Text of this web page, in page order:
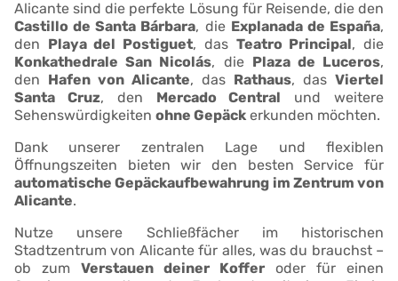
Alicante sind die perfekte Lösung für Reisende, die den
Castillo de Santa Bárbara, die Explanada de España,
den Playa del Postiguet, das Teatro Principal, die
Konkathedrale San Nicolás, die Plaza de Luceros,
den Hafen von Alicante, das Rathaus, das Viertel
Santa Cruz, den Mercado Central und weitere
Sehenswürdigkeiten ohne Gepäck erkunden möchten.
Dank unserer zentralen Lage und flexiblen
Öffnungszeiten bieten wir den besten Service für
automatische Gepäckaufbewahrung im Zentrum von
Alicante.
Nutze unsere Schließfächer im historischen
Stadtzentrum von Alicante für alles, was du brauchst –
ob zum Verstauen deiner Koffer oder für einen